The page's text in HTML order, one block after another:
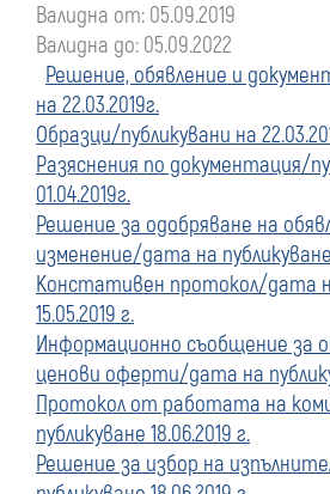
01
г.
Валидна от: 05.09.2019
Валидна до: 05.09.2022
Решение, обявление и
на 22.03.2019г.
Образци/публикувани на
Разяснения по документация/
01.04.2019г.
Решение за одобряване на
изменение/дата на публикуване
Констативен протокол/дата
15.05.2019 г.
Информационно съобщение за
ценови оферти/дата на
Протокол от работата на
публикуване 18.06.2019 г.
Решение за избор на